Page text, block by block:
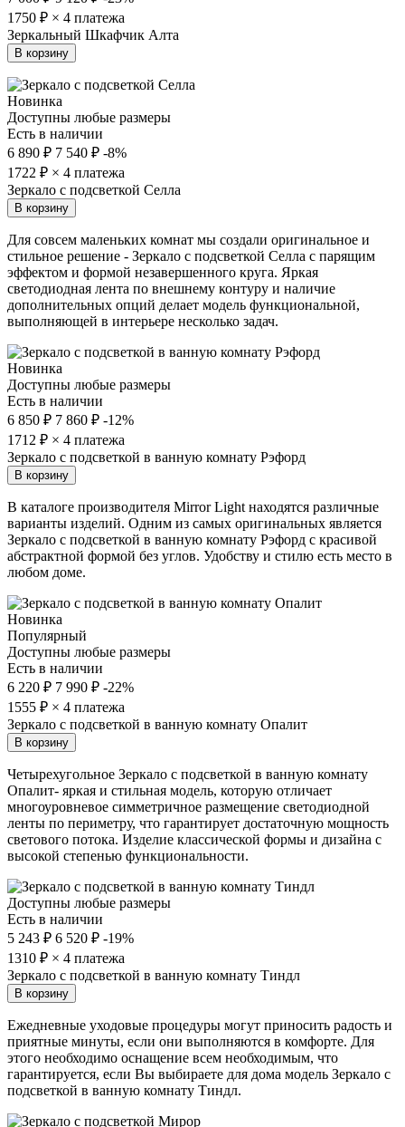
1750 ₽ × 4 платежа
Зеркальный Шкафчик Алта
В корзину
Новинка
Доступны любые размеры
Есть в наличии
6 890 ₽ 7 540 ₽ -8%
1722 ₽ × 4 платежа
Зеркало с подсветкой Селла
В корзину
Для совсем маленьких комнат мы создали оригинальное и
стильное решение - Зеркало с подсветкой Селла с парящим
эффектом и формой незавершенного круга. Яркая
светодиодная лента по внешнему контуру и наличие
дополнительных опций делает модель функциональной,
выполняющей в интерьере несколько задач.
Новинка
Доступны любые размеры
Есть в наличии
6 850 ₽ 7 860 ₽ -12%
1712 ₽ × 4 платежа
Зеркало с подсветкой в ванную комнату Рэфорд
В корзину
В каталоге производителя Mirror Light находятся различные
варианты изделий. Одним из самых оригинальных является
Зеркало с подсветкой в ванную комнату Рэфорд с красивой
абстрактной формой без углов. Удобству и стилю есть место в
любом доме.
Новинка
Популярный
Доступны любые размеры
Есть в наличии
6 220 ₽ 7 990 ₽ -22%
1555 ₽ × 4 платежа
Зеркало с подсветкой в ванную комнату Опалит
В корзину
Четырехугольное Зеркало с подсветкой в ванную комнату
Опалит- яркая и стильная модель, которую отличает
многоуровневое симметричное размещение светодиодной
ленты по периметру, что гарантирует достаточную мощность
светового потока. Изделие классической формы и дизайна с
высокой степенью функциональности.
Доступны любые размеры
Есть в наличии
5 243 ₽ 6 520 ₽ -19%
1310 ₽ × 4 платежа
Зеркало с подсветкой в ванную комнату Тиндл
В корзину
Ежедневные уходовые процедуры могут приносить радость и
приятные минуты, если они выполняются в комфорте. Для
этого необходимо оснащение всем необходимым, что
гарантируется, если Вы выбираете для дома модель Зеркало с
подсветкой в ванную комнату Тиндл.